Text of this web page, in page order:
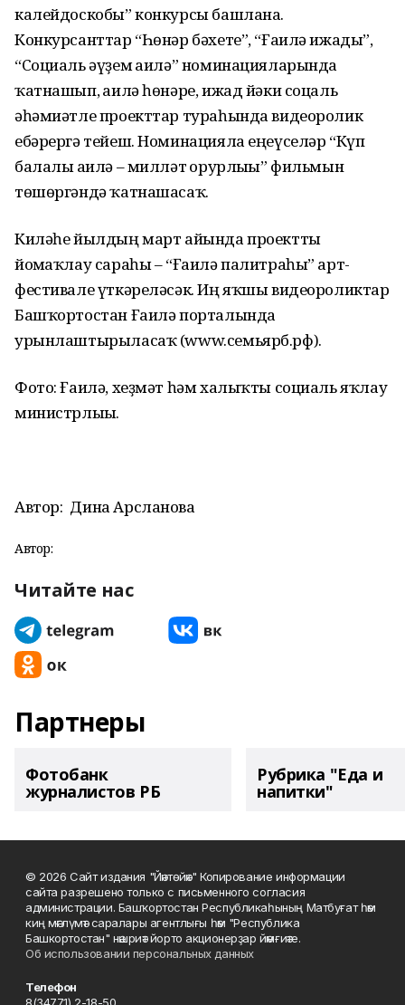
калейдоскобы” конкурсы башлана.
Конкурсанттар “Һөнәр бәхете”, “Ғаилә ижады”,
“Социаль әүҙем ғаилә” номинацияларында
ҡатнашып, ғаилә һөнәре, ижад йәки соцаль
әһәмиәтле проекттар тураһында видеоролик
ебәрергә тейеш. Номинацияла еңеүселәр “Күп
балалы ғаилә – милләт ғорурлығы” фильмын
төшөргәндә ҡатнашасаҡ.
Киләһе йылдың март айында проектты
йомғаҡлау сараһы – “Ғаилә палитраһы” арт-
фестивале үткәреләсәк. Иң яҡшы видеороликтар
Башҡортостан Ғаилә порталында
урынлаштырыласаҡ (www.семьярб.рф).
Фото: Ғаилә, хеҙмәт һәм халыҡты социаль яҡлау
министрлығы.
Автор: Дина Арсланова
Автор:
Читайте нас
Партнеры
Фотобанк
журналистов РБ
Рубрика "Еда и
напитки"
© 2026 Сайт издания "Йәнтөйәк" Копирование информации
сайта разрешено только с письменного согласия
администрации. Башҡортостан Республикаһының Матбуғат һәм
киң мәғлүмәт саралары агентлығы һәм "Республика
Башкортостан" нәшриәт йорто акционерҙар йәмғиәте.
Об использовании персональных данных
Телефон